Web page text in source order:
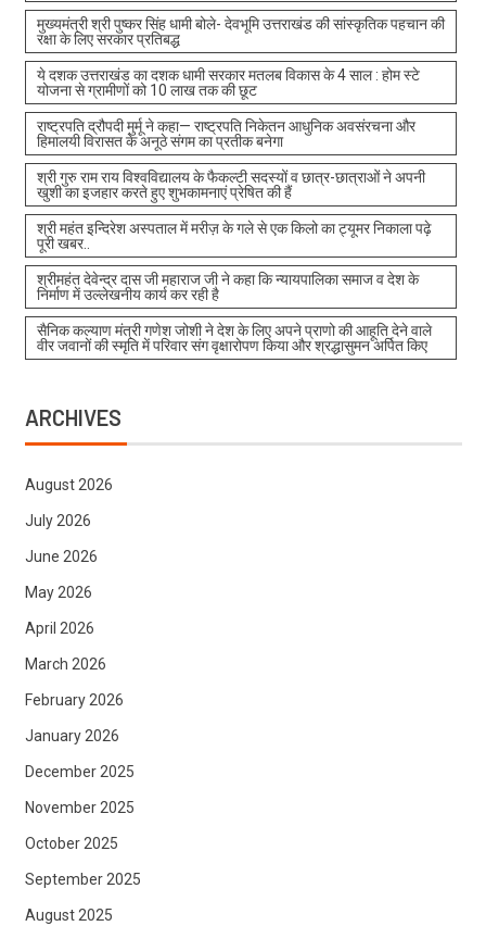
मुख्यमंत्री श्री पुष्कर सिंह धामी बोले- देवभूमि उत्तराखंड की सांस्कृतिक पहचान की
रक्षा के लिए सरकार प्रतिबद्ध
ये दशक उत्तराखंड का दशक धामी सरकार मतलब विकास के 4 साल : होम स्टे
योजना से ग्रामीणों को 10 लाख तक की छूट
राष्ट्रपति द्रौपदी मुर्मू ने कहा— राष्ट्रपति निकेतन आधुनिक अवसंरचना और
हिमालयी विरासत के अनूठे संगम का प्रतीक बनेगा
श्री गुरु राम राय विश्वविद्यालय के फैकल्टी सदस्यों व छात्र-छात्राओं ने अपनी
खुशी का इजहार करते हुए शुभकामनाएं प्रेषित की हैं
श्री महंत इन्दिरेश अस्पताल में मरीज़ के गले से एक किलो का ट्यूमर निकाला पढ़े
पूरी खबर..
श्रीमहंत देवेन्द्र दास जी महाराज जी ने कहा कि न्यायपालिका समाज व देश के
निर्माण में उल्लेखनीय कार्य कर रही है
सैनिक कल्याण मंत्री गणेश जोशी ने देश के लिए अपने प्राणो की आहूति देने वाले
वीर जवानों की स्मृति में परिवार संग वृक्षारोपण किया और श्रद्धासुमन अर्पित किए
ARCHIVES
August 2026
July 2026
June 2026
May 2026
April 2026
March 2026
February 2026
January 2026
December 2025
November 2025
October 2025
September 2025
August 2025